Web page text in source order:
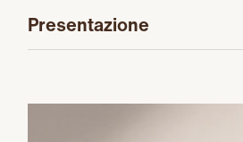
Presentazione